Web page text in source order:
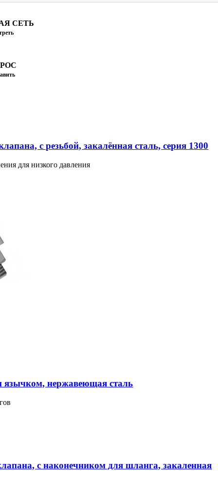
СЕТЬ
с резьбой, закалённая сталь, серия 1300
для низкого давления
язычком, нержавеющая сталь
с наконечником для шланга, закаленная